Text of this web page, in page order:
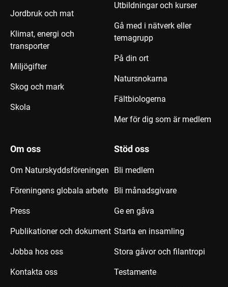
Jordbruk och mat
Klimat, energi och
transporter
Miljögifter
Skog och mark
Skola
Utbildningar och kurser
Gå med i nätverk eller
temagrupp
På din ort
Natursnokarna
Fältbiologerna
Mer för dig som är medlem
Om oss
Om Naturskyddsföreningen
Föreningens globala arbete
Press
Publikationer och dokument
Jobba hos oss
Kontakta oss
Stöd oss
Bli medlem
Bli månadsgivare
Ge en gåva
Starta en insamling
Stora gåvor och filantropi
Testamente